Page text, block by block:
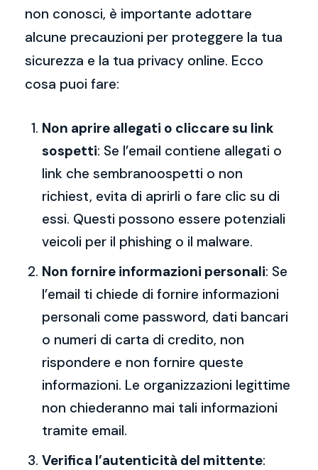
non conosci, è importante adottare
alcune precauzioni per proteggere la tua
sicurezza e la tua privacy online. Ecco
cosa puoi fare:
Non aprire allegati o cliccare su link
sospetti: Se l’email contiene allegati o
link che sembranoospetti o non
richiest, evita di aprirli o fare clic su di
essi. Questi possono essere potenziali
veicoli per il phishing o il malware.
Non fornire informazioni personali: Se
l’email ti chiede di fornire informazioni
personali come password, dati bancari
o numeri di carta di credito, non
rispondere e non fornire queste
informazioni. Le organizzazioni legittime
non chiederanno mai tali informazioni
tramite email.
Verifica l’autenticità del mittente: